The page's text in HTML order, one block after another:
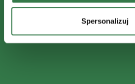
Spersonalizuj